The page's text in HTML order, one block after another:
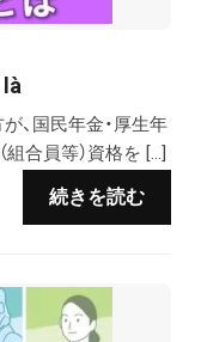
、国⺠年⾦・厚⽣年
組合員等）資格を […]
続きを読む